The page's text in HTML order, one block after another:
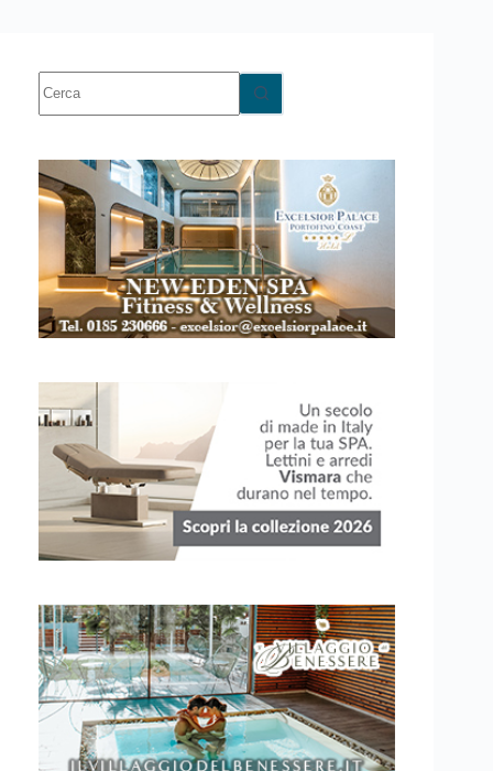
risultato